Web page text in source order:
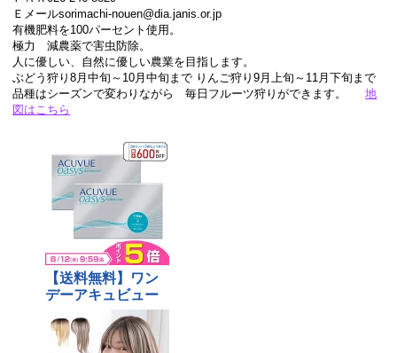
Ｅメールsorimachi-nouen@dia.janis.or.jp
有機肥料を100パーセント使用。
極力 減農薬で害虫防除。
人に優しい、自然に優しい農業を目指します。
ぶどう狩り8月中旬～10月中旬まで りんご狩り9月上旬～11月下旬まで
品種はシーズンで変わりながら 毎日フルーツ狩りができます。地
図はこちら